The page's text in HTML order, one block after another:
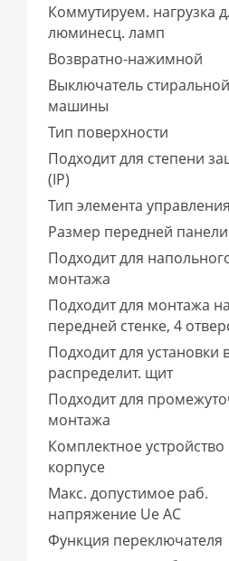
Коммутируем. нагрузка
люминесц. ламп
Возвратно-нажимной
Выключатель стиральной
машины
Тип поверхности
Подходит для степени
(IP)
Тип элемента управления
Размер передней панели
Подходит для
монтажа
Подходит для монтажа на
передней стенке, 4
Подходит для установки
распределит. щит
Подходит для
монтажа
Комплектное устройство
корпусе
Макс. допустимое раб.
напряжение Ue AC
Функция переключателя